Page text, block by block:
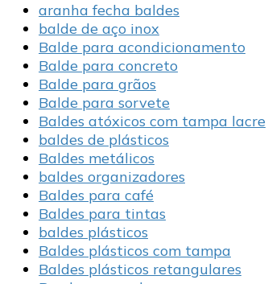
aranha fecha baldes
balde de aço inox
Balde para acondicionamento
Balde para concreto
Balde para grãos
Balde para sorvete
Baldes atóxicos com tampa lacre
baldes de plásticos
Baldes metálicos
baldes organizadores
Baldes para café
Baldes para tintas
baldes plásticos
Baldes plásticos com tampa
Baldes plásticos retangulares